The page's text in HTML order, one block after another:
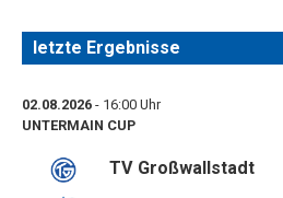
letzte Ergebnisse
02.08.2026 - 16:00 Uhr
UNTERMAIN CUP
TV Großwallstadt